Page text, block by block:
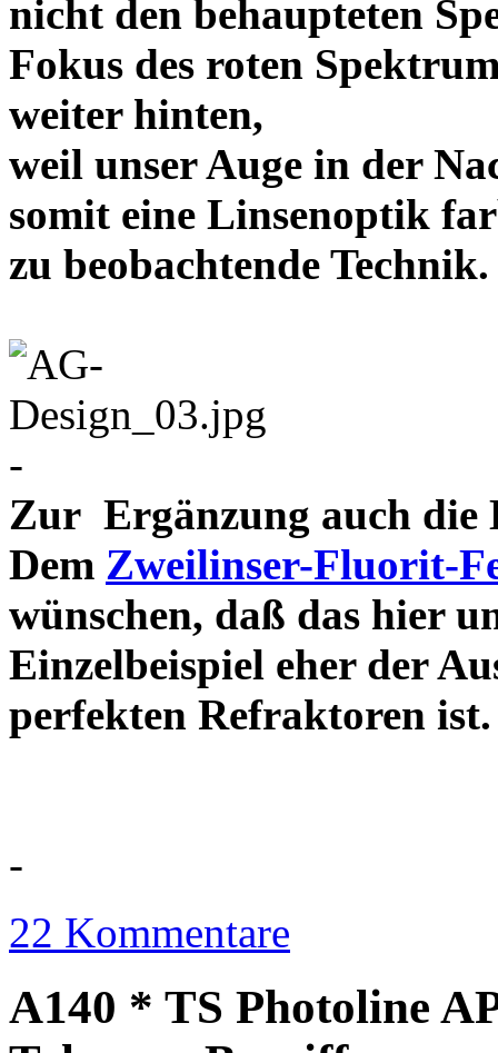
nicht den behaupteten
Fokus des roten
weiter hinten,
weil unser Auge in der
somit eine Linsenoptik
zu beobachtende
-
Zur Ergänzung auch die
Dem Zweilinser-Fluorit-
wünschen, daß das hier
Einzelbeispiel eher der
perfekten
-
22 Kommentare
A140 * TS Photoline